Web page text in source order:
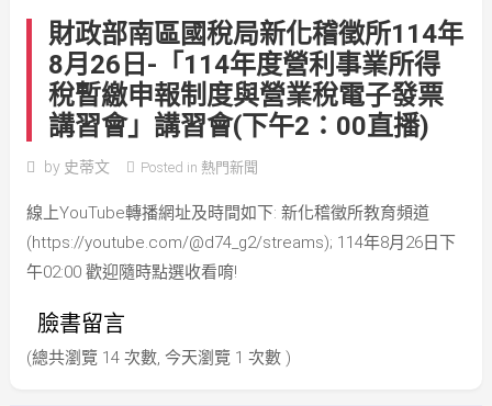
財政部南區國稅局新化稽徵所114年
8月26日-「114年度營利事業所得
稅暫繳申報制度與營業稅電子發票
講習會」講習會(下午2：00直播)
by 史蒂文 Posted in 熱門新聞
線上YouTube轉播網址及時間如下: 新化稽徵所教育頻道
(https://youtube.com/@d74_g2/streams); 114年8月26日下
午02:00 歡迎隨時點選收看唷!
臉書留言
(總共瀏覽 14 次數, 今天瀏覽 1 次數 )